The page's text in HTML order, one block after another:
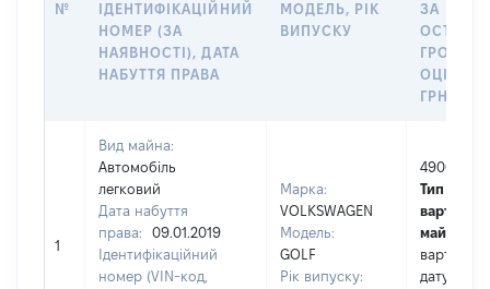
№
ІДЕНТИФІКАЦІЙНИЙ
НОМЕР (ЗА
НАЯВНОСТІ), ДАТА
НАБУТТЯ ПРАВА
МОДЕЛЬ, РІК
ВИПУСКУ
ЗА
ГРН
1
Вид майна:
Автомобіль
легковий
Дата набуття
права:
09.01.2019
Ідентифікаційний
номер (VIN-код,
Марка:
VOLKSWAGEN
Модель:
GOLF
Рік випуску:
49000
Тип
вартості
майна:
вартість
дату